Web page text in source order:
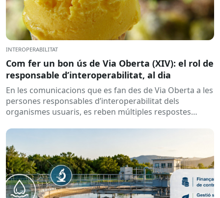
INTEROPERABILITAT
Com fer un bon ús de Via Oberta (XIV): el rol de
responsable d’interoperabilitat, al dia
En les comunicacions que es fan des de Via Oberta a les
persones responsables d’interoperabilitat dels
organismes usuaris, es reben múltiples respostes